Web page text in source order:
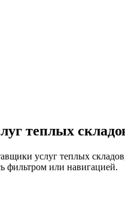
теплых
услуг теплых
фильтром или навигацией.